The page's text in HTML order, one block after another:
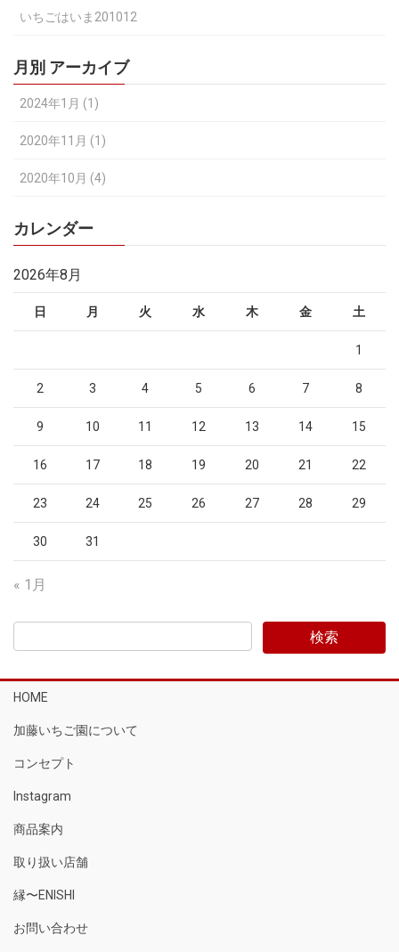
いちごはいま201012
月別 アーカイブ
2024年1月 (1)
2020年11月 (1)
2020年10月 (4)
カレンダー
2026年8月
日 月 火 水 木 金 土
1
2 3 4 5 6 7 8
9 10 11 12 13 14 15
16 17 18 19 20 21 22
23 24 25 26 27 28 29
30 31
« 1月
HOME
加藤いちご園について
コンセプト
Instagram
商品案内
取り扱い店舗
縁〜ENISHI
お問い合わせ